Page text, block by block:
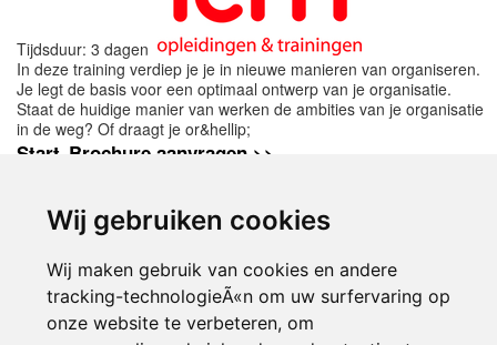
Wij gebruiken cookies
Wij maken gebruik van cookies en andere
tracking-technologieÃ«n om uw surfervaring op
onze website te verbeteren, om
Tijdsduur: 3 dagen
In deze training verdiep je je in nieuwe manieren van organiseren.
Je legt de basis voor een optimaal ontwerp van je organisatie.
Staat de huidige manier van werken de ambities van je organisatie
in de weg? Of draagt je or&hellip;
Start Brochure aanvragen >>
Meer cursussen organisatiekunde vind je in
organisatiekundeop Springest. Deze
opleidingen worden aangeboden in
samenwerking met